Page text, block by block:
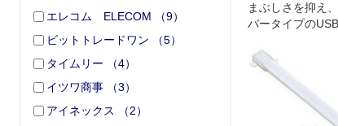
エレコム ELECOM
（9）
ビットトレードワン
（5）
タイムリー
（4）
イツワ商事
（3）
アイネックス
（2）
まぶしさを抑え
バータイプの